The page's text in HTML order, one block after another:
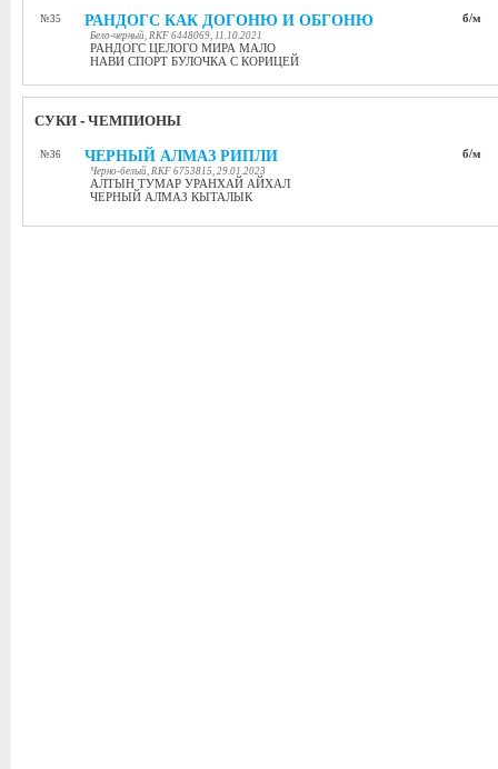
№35 РАНДОГС КАК ДОГОНЮ И ОБГОНЮ
Бело-черный, RKF 6448069, 11.10.2021
РАНДОГС ЦЕЛОГО МИРА МАЛО
НАВИ СПОРТ БУЛОЧКА С КОРИЦЕЙ
б/м
СУКИ - ЧЕМПИОНЫ
№36 ЧЕРНЫЙ АЛМАЗ РИПЛИ
Черно-белый, RKF 6753815, 29.01.2023
АЛТЫН ТУМАР УРАНХАЙ АЙХАЛ
ЧЕРНЫЙ АЛМАЗ КЫТАЛЫК
б/м